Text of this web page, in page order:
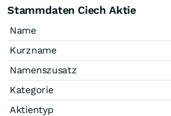
Stammdaten Ciech Aktie
Name
Kurzname
Namenszusatz
Kategorie
Aktientyp